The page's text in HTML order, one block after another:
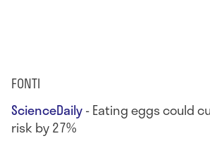
FONTI
ScienceDaily- Eating eggs could
risk by 27%